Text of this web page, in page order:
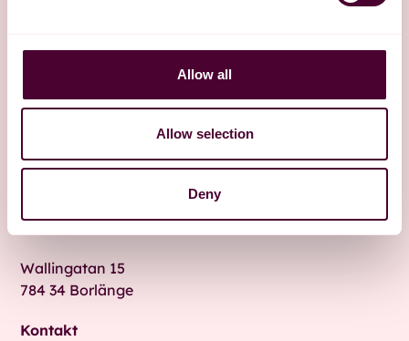
Allow all
Allow selection
Deny
792 30 Mora
Wallingatan 15
784 34 Borlänge
Kontakt